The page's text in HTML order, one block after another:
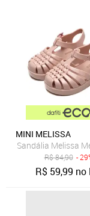
MINI MELISSA
Sandália Melissa
R$84,90 -
R$ 59,99 no